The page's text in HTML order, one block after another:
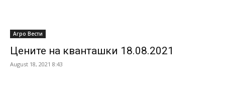
Агро Вести
Цените на кванташки 18.08.2021
August 18, 2021 8:43